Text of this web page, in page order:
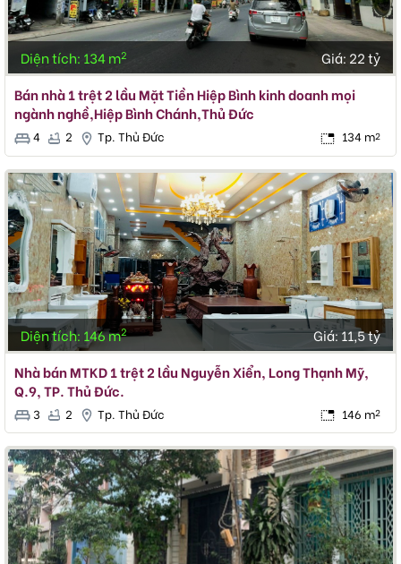
Diện tích: 134 m2 Giá: 22 tỷ
Bán nhà 1 trệt 2 lầu Mặt Tiền Hiệp Bình kinh doanh mọi
ngành nghề,Hiệp Bình Chánh,Thủ Đức
4 2 Tp. Thủ Đức 134 m2
Diện tích: 146 m2 Giá: 11,5 tỷ
Nhà bán MTKD 1 trệt 2 lầu Nguyễn Xiển, Long Thạnh Mỹ,
Q.9, TP. Thủ Đức.
3 2 Tp. Thủ Đức 146 m2